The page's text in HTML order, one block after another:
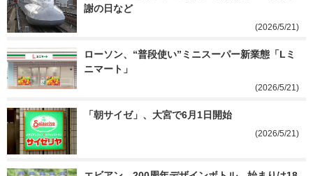
謝の日など
(2026/5/21)
ローソン、“普段使い”ミニスーパー新業態「Lミ
ニマート」
(2026/5/21)
「朝サイゼ」、大宮で6月1日開始
(2026/5/21)